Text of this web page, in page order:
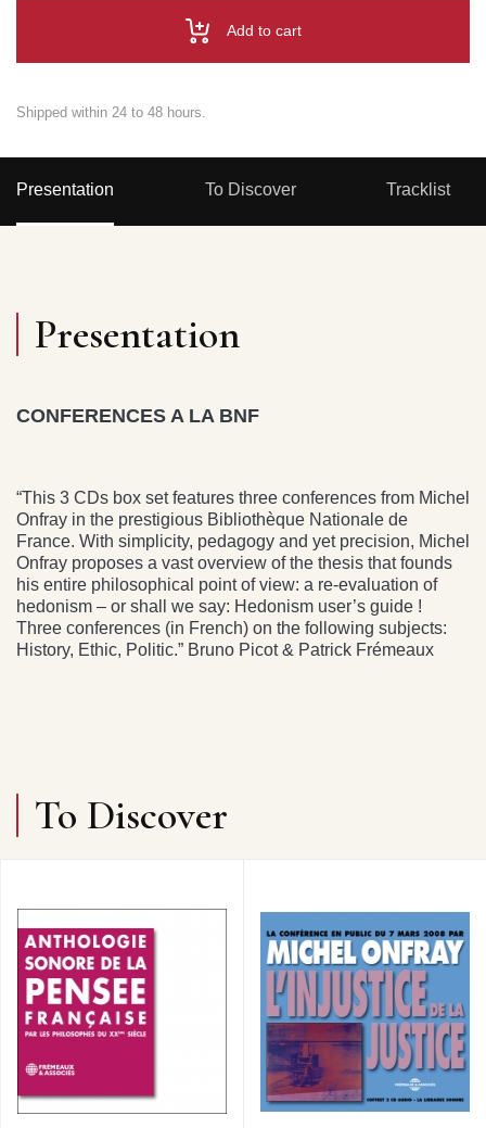
Add to cart
Shipped within 24 to 48 hours.
Presentation To Discover Tracklist
Presentation
CONFERENCES A LA BNF
“This 3 CDs box set features three conferences from Michel
Onfray in the prestigious Bibliothèque Nationale de
France. With simplicity, pedagogy and yet precision, Michel
Onfray proposes a vast overview of the thesis that founds
his entire philosophical point of view: a re-evaluation of
hedonism – or shall we say: Hedonism user’s guide !
Three conferences (in French) on the following subjects:
History, Ethic, Politic.” Bruno Picot & Patrick Frémeaux
To Discover